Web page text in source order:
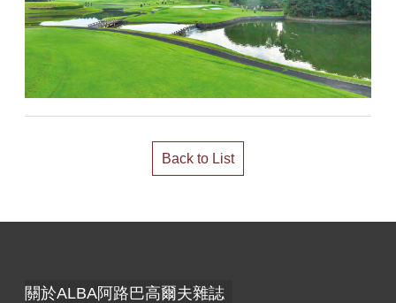
Back to List
關於ALBA阿路巴高爾夫雜誌